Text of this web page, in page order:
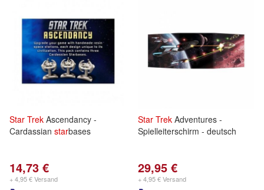
Star Trek Ascendancy -
Cardassian starbases
14,73 €
+ 4,95 € Versand
Star Trek Adventures -
Spielleiterschirm - deutsch
29,95 €
+ 4,95 € Versand